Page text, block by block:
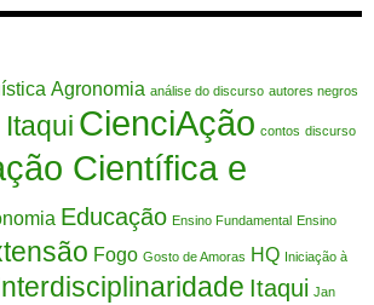
Agronomia análise do discurso autores negros
CienciAção contos discurso
Científica e
Educação Ensino Fundamental Ensino
Fogo Gosto de Amoras HQ Iniciação à
Itaqui Jan